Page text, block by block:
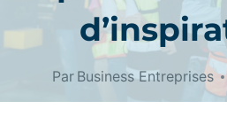
Par Business Entreprises